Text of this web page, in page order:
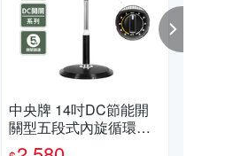
中央牌 14吋DC節能開
關型五段式內旋循環立
扇 KDS-142S(貴族黑)